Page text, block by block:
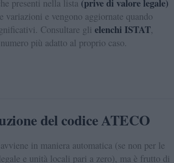
presenti nella lista (prive di valore legale)
variazioni e vengono aggiornate quando
Consultare gli elenchi ISTAT,
più adatto al proprio caso.
del codice ATECO
in maniera automatica (se non per le
e unità locali pari a zero), ma è frutto di